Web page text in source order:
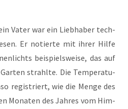
Vater war ein Lieb­ha­ber tech­
Er notier­te mit ihrer Hil­fe
bei­spiels­wei­se, das auf
strahl­te. Die Tem­pe­ra­tu­
regis­triert, wie die Men­ge des
Mona­ten des Jah­res vom Him­